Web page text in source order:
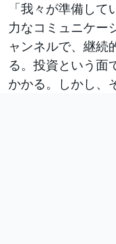
「我々が準備し
力なコミュニケー
ャンネルで、継続
る。投資という面
かかる。しかし、